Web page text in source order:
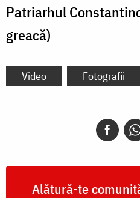
Patriarhul
greacă)
Video Fotografii
Alătură-te